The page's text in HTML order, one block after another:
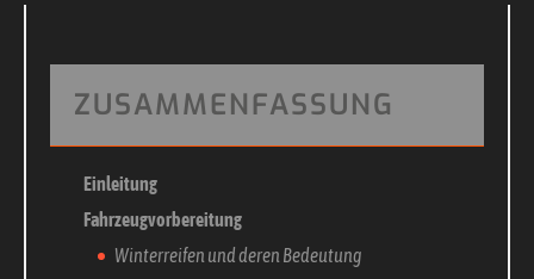
ZUSAMMENFASSUNG
Einleitung
Fahrzeugvorbereitung
Winterreifen und deren Bedeutung